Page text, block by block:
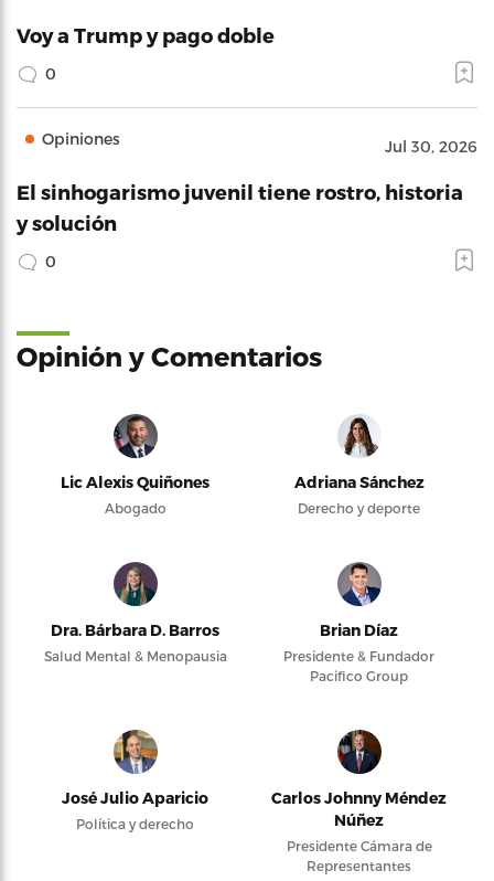
Voy a Trump y pago doble
0
Opiniones Jul 30, 2026
El sinhogarismo juvenil tiene rostro, historia
y solución
0
Opinión y Comentarios
Lic Alexis Quiñones
Abogado
Adriana Sánchez
Derecho y deporte
Dra. Bárbara D. Barros
Salud Mental & Menopausia
Brian Díaz
Presidente & Fundador
Pacifico Group
José Julio Aparicio
Política y derecho
Carlos Johnny Méndez
Núñez
Presidente Cámara de
Representantes